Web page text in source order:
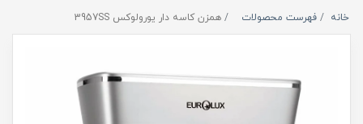
خانه فهرست محصولات همزن کاسه دار یورولوکس 3957SS